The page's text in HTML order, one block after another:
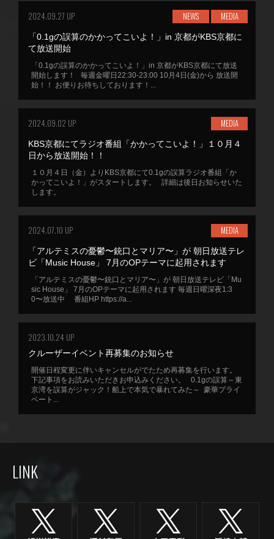
2024.09.27 UP NEWS MEDIA
「0.1gの誤算のかかってこいよ！」in 京都がKBS京都に
て放送開始
「0.1gの誤算のかかってこいよ！」in 京都がKBS京都にて放送
開始します！ 毎週金曜日22:30-23:00 10月4日(金)から 放送開
始！！ お便りお待ちしております！...
2024.09.02 UP MEDIA
KBS京都にてラジオ番組「かかってこいよ！」１０月４
日から放送開始！！
１０月４日（金）よりKBS京都にて0.1gの誤算ラジオ番組「か
かってこいよ！」がスタートします。 詳細は後日お知らせいた
します。
2024.07.10 UP MEDIA
「アルテミスの憂鬱〜銃口とマリア〜」が 朝日放送テレ
ビ「Music House」 7月のOPテーマに起用されます
「アルテミスの憂鬱〜銃口とマリア〜」が 朝日放送テレビ「Mu
sic House」 7月のOPテーマに起用されます 毎週日曜深夜1:3
0〜放送中 番組HP https://a...
2023.10.24 UP
クルーザーイベント再募集のお知らせ
開催日程変更に伴いキャンセルがでたため再募集を行います。
下記事項をお読みいただきお申込みください。 0.1gの誤算～東
京湾を誤算がジャック！船上で本気で暴れてみた～ 豪華プライ
ベート...
LINK